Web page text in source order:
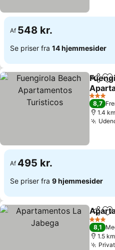
Af 548 kr.
Se priser fra 14 hjemmesider
Del
3 Stjerner
8,7
1.4
Af 495 kr.
Se priser fra 9 hjemmesider
Del
3 Stjerner
8,1
1.5